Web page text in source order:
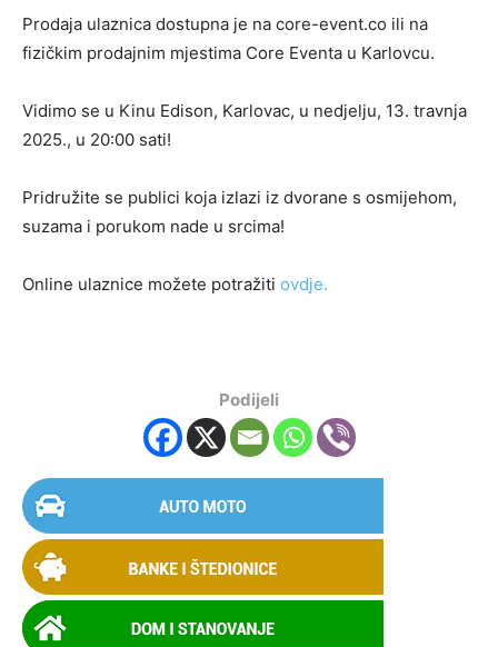
Prodaja ulaznica dostupna je na core-event.co ili na
fizičkim prodajnim mjestima Core Eventa u Karlovcu.
Vidimo se u Kinu Edison, Karlovac, u nedjelju, 13. travnja
2025., u 20:00 sati!
Pridružite se publici koja izlazi iz dvorane s osmijehom,
suzama i porukom nade u srcima!
Online ulaznice možete potražiti ovdje.
Podijeli